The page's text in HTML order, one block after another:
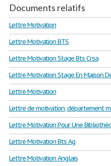
Documents relatifs
Lettre Motivation
Lettre Motivation BTS
Lettre Motivation Stage Bts Crsa
Lettre Motivation Stage En Maison
Lettre Motivation
Lettre de motivation, département
Lettre Motivation Pour Une
Lettre Motivation Bts Ag
Lettre Motivation Anglais